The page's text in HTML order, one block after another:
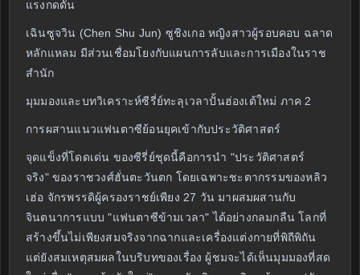
แรงกดดัน
เฉินซูจวิน (Chen Shu Jun) ซูชิงเกอ หญิงสาวผู้รอบคอบ ฉลาด
หลักแหลม มีส่วนเชื่อมโยงกับแผนการลับและการเมืองในราช
สำนัก
มุมมองและบทวิเคราะห์ซีรี่ย์ทะลุเวลาปั้นฮ่องเต้ใหม่ ภาค 2
การผสานแนวแฟนตาซีย้อนยุคเข้ากับประวัติศาสตร์
จุดแข็งที่โดดเด่น ของซีรี่ย์ชุดนี้คือการนำ "ประวัติศาสตร์
จริง" ของราชวงศ์ฮั่นตะวันตก โดยเฉพาะชะตากรรมของหลิว
เฮ่อ จักรพรรดิผู้ครองราชย์เพียง 27 วัน มาผสมผสานกับ
จินตนาการแบบ "แฟนตาซีข้ามเวลา" ได้อย่างกลมกลืน โลกที่
สร้างขึ้นไม่เพียงสมจริงจากฉากและเครื่องแต่งกายที่พิถีพิถัน
แต่ยังสมเหตุสมผลในบริบทของเรื่อง ผู้ชมจะได้เห็นมุมมองที่สด